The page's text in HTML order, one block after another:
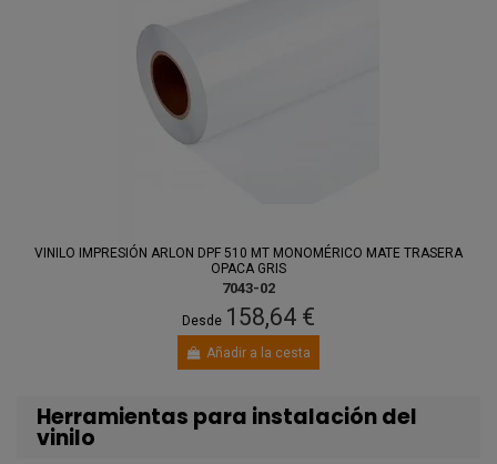
VINILO IMPRESIÓN ARLON DPF 510 MT MONOMÉRICO MATE TRASERA
OPACA GRIS
7043-02
Desde 158,64 €
Añadir a la cesta
Herramientas para instalación del
vinilo